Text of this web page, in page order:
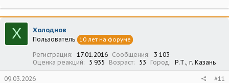
Х Холоднов
Пользователь 10 лет на форуме
Регистрация 17.01.2016 Сообщения
3 103
Оценка реакций
5 935 Возраст 53 Город Р.Т., г. Казань
09.03.2026 #11